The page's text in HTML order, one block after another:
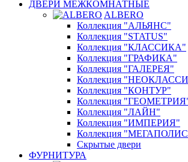
ДВЕРИ МЕЖКОМНАТНЫЕ
ALBERO
Коллекция "АЛЬЯНС"
Коллекция "STATUS"
Коллекция "КЛАССИКА"
Коллекция "ГРАФИКА"
Коллекция "ГАЛЕРЕЯ"
Коллекция
Коллекция "КОНТУР"
Коллекция
Коллекция "ЛАЙН"
Коллекция "ИМПЕРИЯ"
Коллекция
Скрытые двери
ФУРНИТУРА